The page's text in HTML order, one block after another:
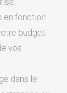
en fonction
budget.
vos
dans le